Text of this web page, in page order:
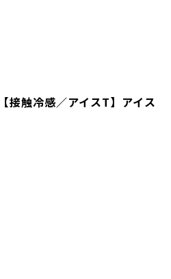
接触冷感／アイスT】アイス